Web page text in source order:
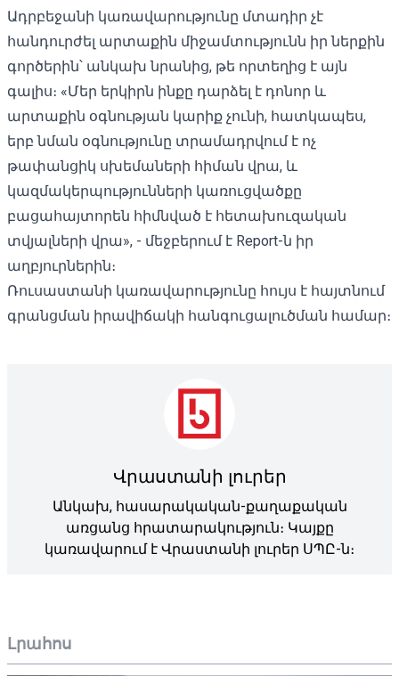
Լրահոս
Ադրբեջանի կառավարությունը մտադիր չէ
հանդուրժել արտաքին միջամտությունն իր ներքին
գործերին՝ անկախ նրանից, թե որտեղից է այն
գալիս։ «Մեր երկիրն ինքը դարձել է դոնոր և
արտաքին օգնության կարիք չունի, հատկապես,
երբ նման օգնությունը տրամադրվում է ոչ
թափանցիկ սխեմաների հիման վրա, և
կազմակերպությունների կառուցվածքը
բացահայտորեն հիմնված է հետախուզական
տվյալների վրա», - մեջբերում է Report-ն իր
աղբյուրներին։
Ռուսաստանի կառավարությունը հույս է հայտնում
գրանցման իրավիճակի հանգուցալուծման համար։
Վրաստանի լուրեր
Անկախ, հասարակական-քաղաքական
առցանց հրատարակություն։ Կայքը
կառավարում է Վրաստանի լուրեր ՍՊԸ-ն։